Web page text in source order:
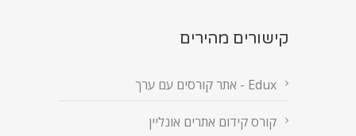
קישורים מהירים
Edux - אתר קורסים עם ערך
קורס קידום אתרים אונליין